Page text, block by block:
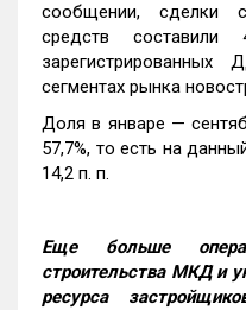
сообщении, сделки
средств
сегментах рынка
Доля в январе —
57,7%, то есть на
14,2 п. п.
Еще больше
строительства МКД и
ресурса